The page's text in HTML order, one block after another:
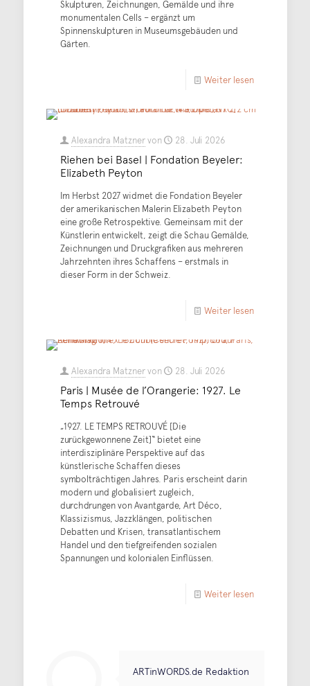
Skulpturen, Zeichnungen, Gemälde und ihre
monumentalen Cells – ergänzt um
Spinnenskulpturen in Museumsgebäuden und
Gärten.
Weiter lesen
Alexandra Matznervon 28. Juli 2026
Riehen bei Basel | Fondation Beyeler:
Elizabeth Peyton
Im Herbst 2027 widmet die Fondation Beyeler
der amerikanischen Malerin Elizabeth Peyton
eine große Retrospektive. Gemeinsam mit der
Künstlerin entwickelt, zeigt die Schau Gemälde,
Zeichnungen und Druckgrafiken aus mehreren
Jahrzehnten ihres Schaffens – erstmals in
dieser Form in der Schweiz.
Weiter lesen
Alexandra Matznervon 28. Juli 2026
Paris | Musée de l’Orangerie: 1927. Le
Temps Retrouvé
„1927. LE TEMPS RETROUVÉ [Die
zurückgewonnene Zeit]“ bietet eine
interdisziplinäre Perspektive auf das
künstlerische Schaffen dieses
symbolträchtigen Jahres. Paris erscheint darin
modern und globalisiert zugleich,
durchdrungen von Avantgarde, Art Déco,
Klassizismus, Jazzklängen, politischen
Debatten und Krisen, transatlantischem
Handel und den tiefgreifenden sozialen
Spannungen und kolonialen Einflüssen.
Weiter lesen
ARTinWORDS.de Redaktion